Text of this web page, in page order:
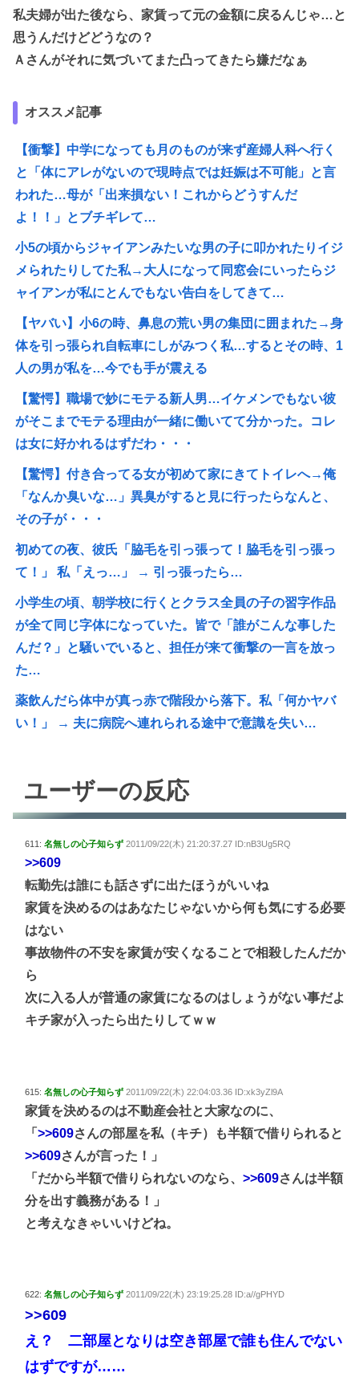
私夫婦が出た後なら、家賃って元の金額に戻るんじゃ…と
思うんだけどどうなの？
Ａさんがそれに気づいてまた凸ってきたら嫌だなぁ
オススメ記事
【衝撃】中学になっても月のものが来ず産婦人科へ行く
と「体にアレがないので現時点では妊娠は不可能」と言
われた…母が「出来損ない！これからどうすんだ
よ！！」とブチギレて…
小5の頃からジャイアンみたいな男の子に叩かれたりイジ
メられたりしてた私→大人になって同窓会にいったらジ
ャイアンが私にとんでもない告白をしてきて…
【ヤバい】小6の時、鼻息の荒い男の集団に囲まれた→身
体を引っ張られ自転車にしがみつく私…するとその時、1
人の男が私を…今でも手が震える
【驚愕】職場で妙にモテる新人男…イケメンでもない彼
がそこまでモテる理由が一緒に働いてて分かった。コレ
は女に好かれるはずだわ・・・
【驚愕】付き合ってる女が初めて家にきてトイレへ→俺
「なんか臭いな…」異臭がすると見に行ったらなんと、
その子が・・・
初めての夜、彼氏「脇毛を引っ張って！脇毛を引っ張っ
て！」 私「えっ…」 → 引っ張ったら…
小学生の頃、朝学校に行くとクラス全員の子の習字作品
が全て同じ字体になっていた。皆で「誰がこんな事した
んだ？」と騒いでいると、担任が来て衝撃の一言を放っ
た…
薬飲んだら体中が真っ赤で階段から落下。私「何かヤバ
い！」 → 夫に病院へ連れられる途中で意識を失い…
ユーザーの反応
611: 名無しの心子知らず 2011/09/22(木) 21:20:37.27 ID:nB3Ug5RQ
>>609
転勤先は誰にも話さずに出たほうがいいね
家賃を決めるのはあなたじゃないから何も気にする必要
はない
事故物件の不安を家賃が安くなることで相殺したんだか
ら
次に入る人が普通の家賃になるのはしょうがない事だよ
キチ家が入ったら出たりしてｗｗ
615: 名無しの心子知らず 2011/09/22(木) 22:04:03.36 ID:xk3yZl9A
家賃を決めるのは不動産会社と大家なのに、
「 >>609さんの部屋を私（キチ）も半額で借りられると
>>609さんが言った！」
「だから半額で借りられないのなら、 >>609さんは半額
分を出す義務がある！」
と考えなきゃいいけどね。
622: 名無しの心子知らず 2011/09/22(木) 23:19:25.28 ID:a//gPHYD
>>609
え？ 二部屋となりは空き部屋で誰も住んでない
はずですが……